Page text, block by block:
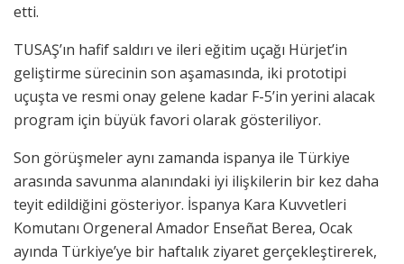
etti.
TUSAŞ’ın hafif saldırı ve ileri eğitim uçağı Hürjet’in
geliştirme sürecinin son aşamasında, iki prototipi
uçuşta ve resmi onay gelene kadar F-5’in yerini alacak
program için büyük favori olarak gösteriliyor.
Son görüşmeler aynı zamanda ispanya ile Türkiye
arasında savunma alanındaki iyi ilişkilerin bir kez daha
teyit edildiğini gösteriyor. İspanya Kara Kuvvetleri
Komutanı Orgeneral Amador Enseñat Berea, Ocak
ayında Türkiye’ye bir haftalık ziyaret gerçekleştirerek,